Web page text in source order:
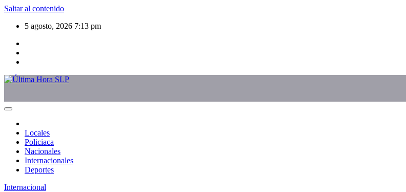
Saltar al contenido
5 agosto, 2026 7:13 pm
Locales
Policiaca
Nacionales
Internacionales
Deportes
Internacional